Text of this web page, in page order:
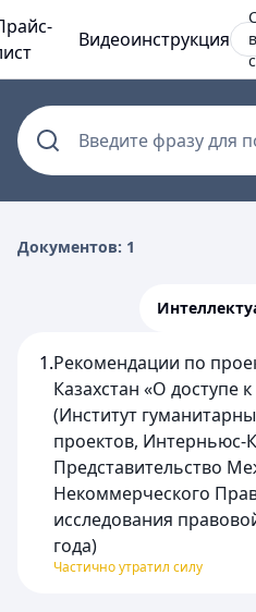
Видеоинструкция
Введите фразу для
Документов: 1
1.Рекомендации по
Казахстан «О доступе
(Институт
проектов, Интерньюс-
Представительство
Некоммерческого
исследования
года)
Частично утратил силу